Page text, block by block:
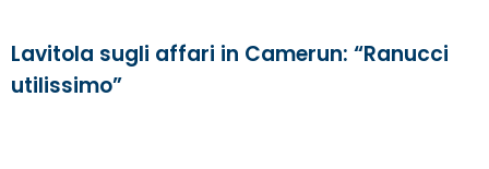
Lavitola sugli affari in Camerun: “Ranucci
utilissimo”